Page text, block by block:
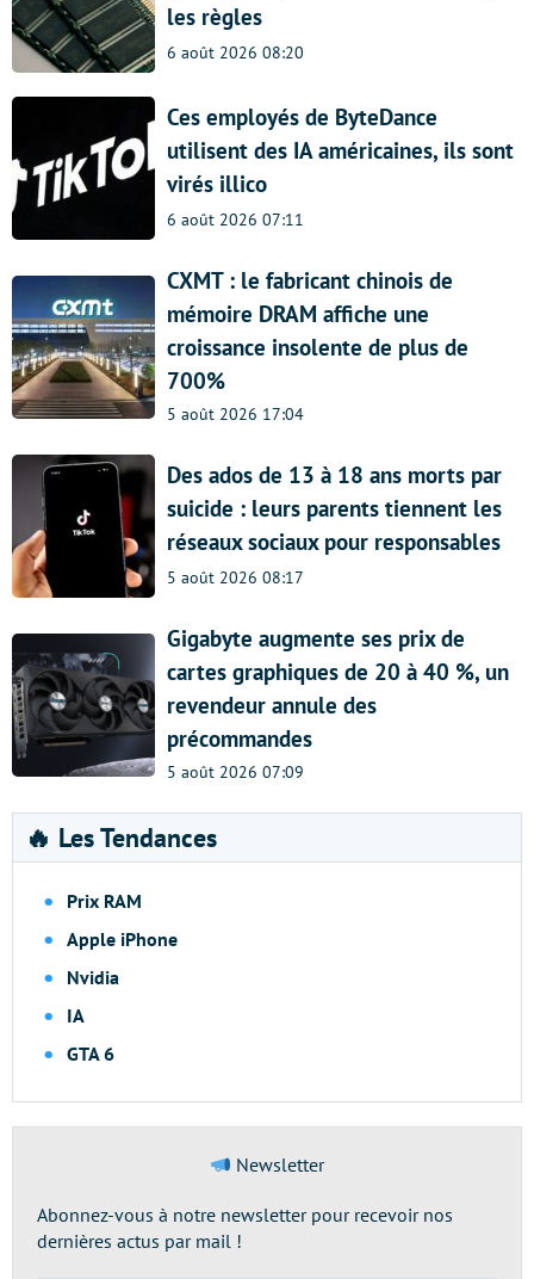
les règles
6 août 2026 08:20
Ces employés de ByteDance
utilisent des IA américaines, ils sont
virés illico
6 août 2026 07:11
CXMT : le fabricant chinois de
mémoire DRAM affiche une
croissance insolente de plus de
700%
5 août 2026 17:04
Des ados de 13 à 18 ans morts par
suicide : leurs parents tiennent les
réseaux sociaux pour responsables
5 août 2026 08:17
Gigabyte augmente ses prix de
cartes graphiques de 20 à 40 %, un
revendeur annule des
précommandes
5 août 2026 07:09
🔥 Les Tendances
Prix RAM
Apple iPhone
Nvidia
IA
GTA 6
Newsletter
Abonnez-vous à notre newsletter pour recevoir nos
dernières actus par mail !